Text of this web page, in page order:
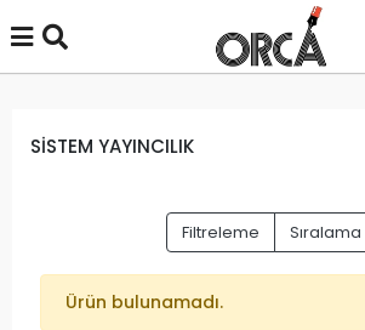
SİSTEM YAYINCILIK
Filtreleme Sıralama
Ürün bulunamadı.